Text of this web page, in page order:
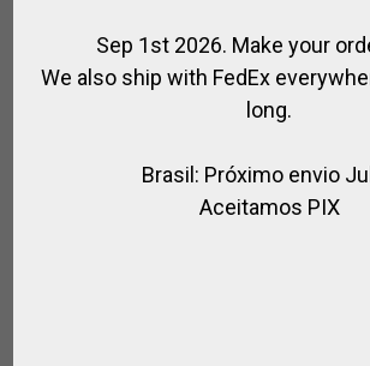
Sep 1st 2026. Make your
We also ship with FedEx
long.
Brasil: Próximo envio
Aceitamos PIX